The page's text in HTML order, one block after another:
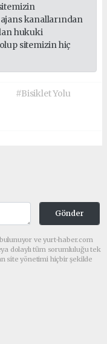
kanallarından
hukuki
sitemizin hiç
#Bisiklet Yolu
Gönder
ve yurt-haber.com
dolaylı tüm sorumluluğu tek
site yönetimi hiçbir şekilde